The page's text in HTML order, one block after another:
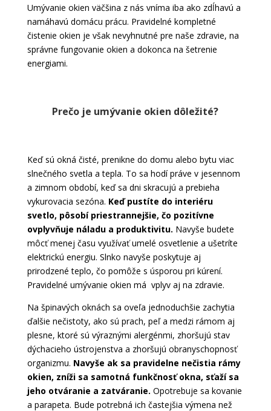
Umývanie okien väčšina z nás vníma iba ako zdĺhavú a
namáhavú domácu prácu. Pravidelné kompletné
čistenie okien je však nevyhnutné pre naše zdravie, na
správne fungovanie okien a dokonca na šetrenie
energiami.
Prečo je umývanie okien dôležité?
Keď sú okná čisté, prenikne do domu alebo bytu viac
slnečného svetla a tepla. To sa hodí práve v jesennom
a zimnom období, keď sa dni skracujú a prebieha
vykurovacia sezóna. Keď pustíte do interiéru
svetlo, pôsobí priestrannejšie, čo pozitívne
ovplyvňuje náladu a produktivitu. Navyše budete
môcť menej času využívať umelé osvetlenie a ušetríte
elektrickú energiu. Slnko navyše poskytuje aj
prirodzené teplo, čo pomôže s úsporou pri kúrení.
Pravidelné umývanie okien má vplyv aj na zdravie.
Na špinavých oknách sa oveľa jednoduchšie zachytia
ďalšie nečistoty, ako sú prach, peľ a medzi rámom aj
plesne, ktoré sú výraznými alergénmi, zhoršujú stav
dýchacieho ústrojenstva a zhoršujú obranyschopnosť
organizmu. Navyše ak sa pravidelne nečistia rámy
okien, zníži sa samotná funkčnosť okna, sťaží sa
jeho otváranie a zatváranie. Opotrebuje sa kovanie
a parapeta. Bude potrebná ich častejšia výmena než